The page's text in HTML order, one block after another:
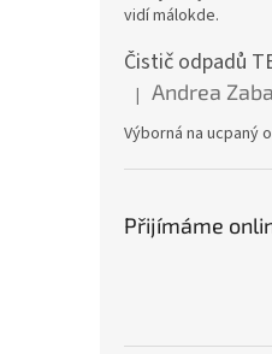
vidí málokde.
Čistič odpadů
Hodnocení
| Andrea
Výborná na ucpaný
Přijímáme